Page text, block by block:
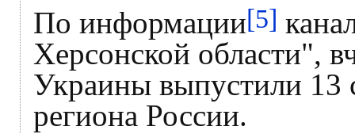
По информации[5]
Херсонской области",
Украины выпустили 13
региона России.